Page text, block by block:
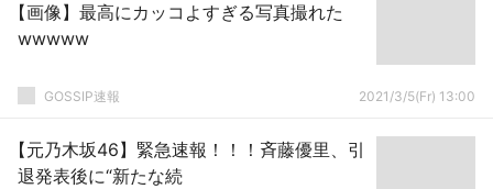
【画像】最高にカッコよすぎる写真撮れた
wwwww
GOSSIP速報 2021/3/5(Fr) 13:00
【元乃木坂46】緊急速報！！！斉藤優里、引
退発表後に“新たな続